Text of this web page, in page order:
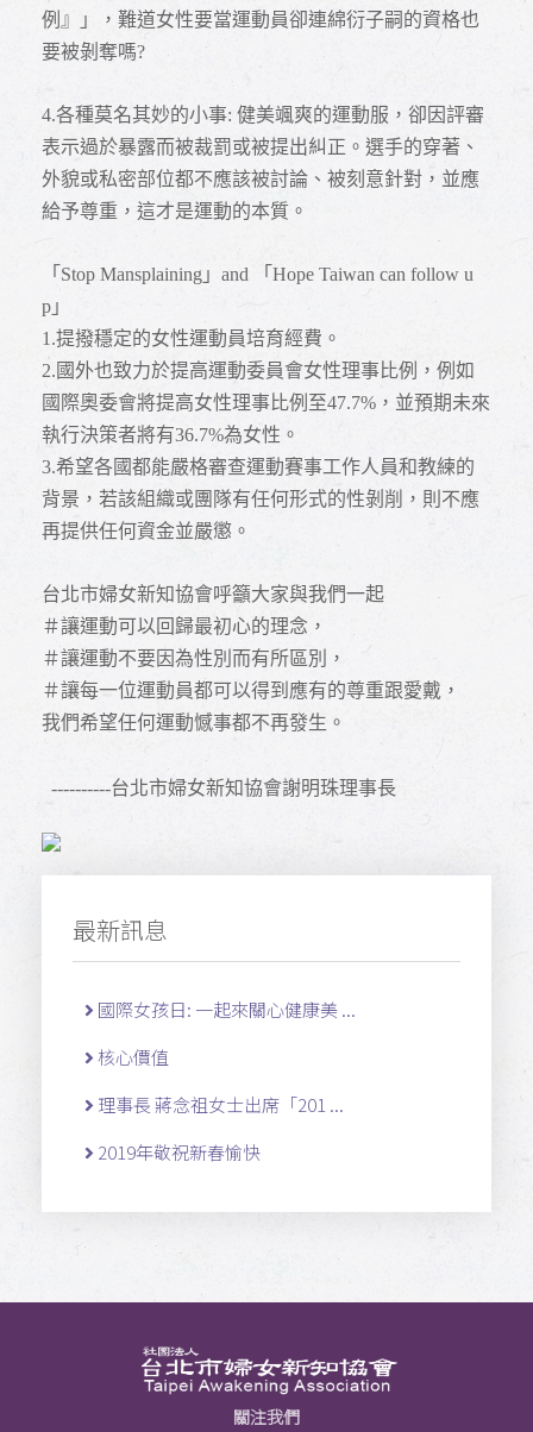
例』」，難道女性要當運動員卻連綿衍子嗣的資格也
要被剝奪嗎?
4.各種莫名其妙的小事: 健美颯爽的運動服，卻因評審
表示過於暴露而被裁罰或被提出糾正。選手的穿著、
外貌或私密部位都不應該被討論、被刻意針對，並應
給予尊重，這才是運動的本質。
「Stop Mansplaining」and 「Hope Taiwan can follow u
p」
1.提撥穩定的女性運動員培育經費。
2. 國外也致力於提高運動委員會女性理事比例，例如
國際奧委會將提高女性理事比例至47.7%，並預期未來
執行決策者將有36.7%為女性。
3.希望各國都能嚴格審查運動賽事工作人員和教練的
背景，若該組織或團隊有任何形式的性剝削，則不應
再提供任何資金並嚴懲。
台北市婦女新知協會呼籲大家與我們一起
＃讓運動可以回歸最初心的理念，
＃讓運動不要因為性別而有所區別，
＃讓每一位運動員都可以得到應有的尊重跟愛戴，
我們希望任何運動憾事都不再發生。
----------台北市婦女新知協會謝明珠理事長
最新訊息
國際女孩日: 一起來關心健康美 ...
核心價值
理事長 蔣念祖女士出席「201 ...
2019年敬祝新春愉快
關注我們